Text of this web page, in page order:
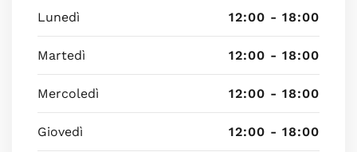
Lunedì 12:00 - 18:00
Martedì 12:00 - 18:00
Mercoledì 12:00 - 18:00
Giovedì 12:00 - 18:00